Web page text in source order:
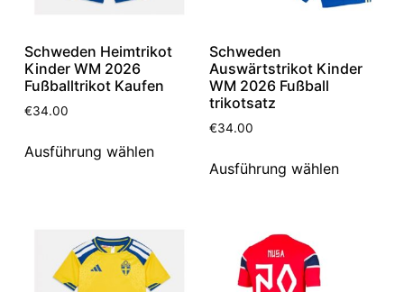
Schweden Heimtrikot
Kinder WM 2026
Fußballtrikot Kaufen
€34.00
Ausführung wählen
Schweden
Auswärtstrikot Kinder
WM 2026 Fußball
trikotsatz
€34.00
Ausführung wählen